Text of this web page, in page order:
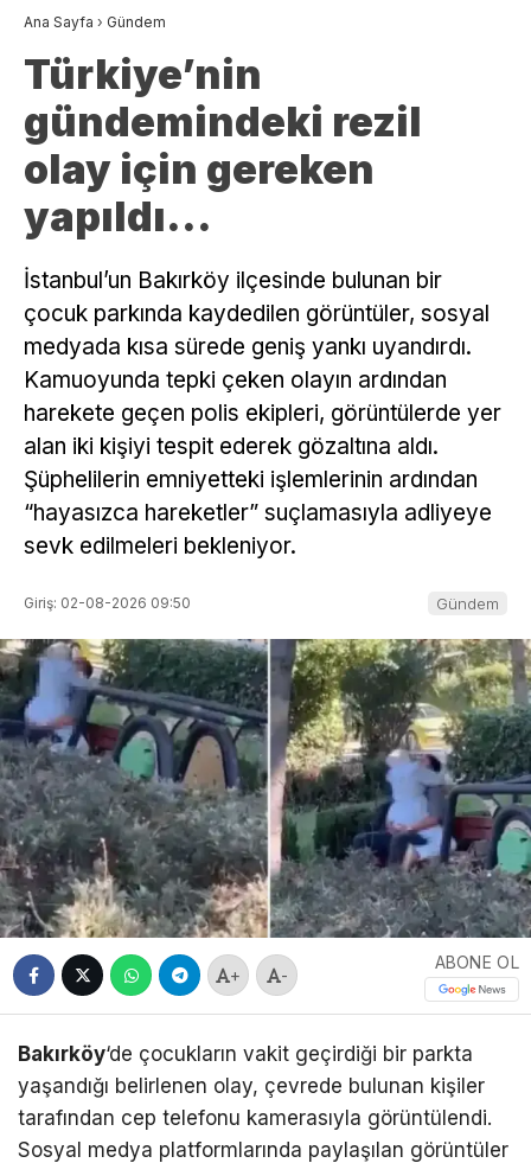
Ana Sayfa › Gündem
Türkiye’nin
gündemindeki rezil
olay için gereken
yapıldı…
İstanbul’un Bakırköy ilçesinde bulunan bir
çocuk parkında kaydedilen görüntüler, sosyal
medyada kısa sürede geniş yankı uyandırdı.
Kamuoyunda tepki çeken olayın ardından
harekete geçen polis ekipleri, görüntülerde yer
alan iki kişiyi tespit ederek gözaltına aldı.
Şüphelilerin emniyetteki işlemlerinin ardından
“hayasızca hareketler” suçlamasıyla adliyeye
sevk edilmeleri bekleniyor.
Giriş: 02-08-2026 09:50 Gündem
+ -
ABONE OL
Bakırköy‘de çocukların vakit geçirdiği bir parkta
yaşandığı belirlenen olay, çevrede bulunan kişiler
tarafından cep telefonu kamerasıyla görüntülendi.
Sosyal medya platformlarında paylaşılan görüntüler